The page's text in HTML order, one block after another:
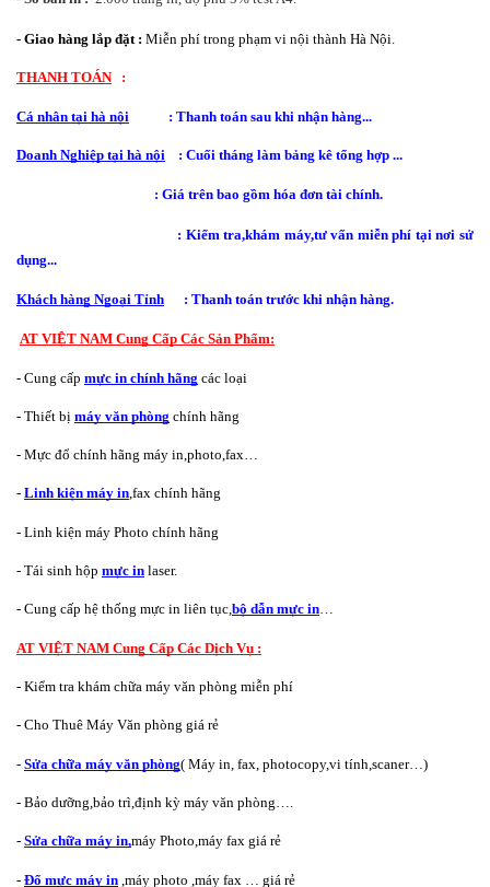
- Giao hàng lắp đặt : Miễn phí trong phạm vi nội thành Hà Nội.
THANH TOÁN :
Cá nhân tại hà nội : Thanh toán sau khi nhận hàng...
Doanh Nghiệp tại hà nội : Cuối tháng làm bảng kê tổng hợp ...
: Giá trên bao gồm hóa đơn tài chính.
dụng...
Khách hàng Ngoại Tỉnh : Thanh toán trước khi nhận hàng.
AT VIỆT NAM Cung Cấp Các Sản Phẩm:
- Cung cấp mực in chính hãng các loại
- Thiết bị máy văn phòng chính hãng
- Mực đổ chính hãng máy in,photo,fax…
- Linh kiện máy in,fax chính hãng
- Linh kiện máy Photo chính hãng
- Tái sinh hộp mực in laser.
- Cung cấp hệ thống mực in liên tục,bộ dẫn mực in…
AT VIỆT NAM Cung Cấp Các Dịch Vụ :
- Kiểm tra khám chữa máy văn phòng miễn phí
- Cho Thuê Máy Văn phòng giá rẻ
- Sửa chữa máy văn phòng( Máy in, fax, photocopy,vi tính,scaner…)
- Bảo dưỡng,bảo trì,định kỳ máy văn phòng….
- Sửa chữa máy in,máy Photo,máy fax giá rẻ
- Đổ mực máy in ,máy photo ,máy fax … giá rẻ